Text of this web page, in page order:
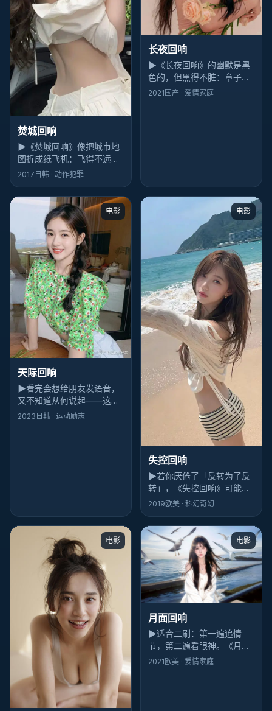
焚城回响
▶ 《焚城回响》像把城市地
图折成纸飞机：飞得不远，
但航线歪得漂亮。动漫爱好
2017 日韩 · 动作犯罪
长夜回响
▶ 《长夜回响》的幽默是黑
色的，但黑得不脏：章子怡
一句吐槽能逗笑全场，下一
2021国产 · 爱情家庭
电影
天际回响
▶看完会想给朋友发语音，
又不知道从何说起——这就
是《天际回响》的魔力：喜
2023 日韩 · 运动励志
电影
失控回响
▶若你厌倦了「反转为了反
转」，《失控回响》可能合
你胃口：它的反转像鞋带松
危险。
2019 欧美 · 科幻奇幻
电影 电影
月面回响
▶适合二刷：第一遍追情
节，第二遍看眼神。《月面
回响》把信任藏在沈腾的眼
2021 欧美 · 爱情家庭